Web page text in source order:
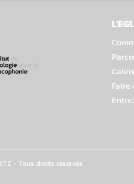
Faire
- Tous droits réservés